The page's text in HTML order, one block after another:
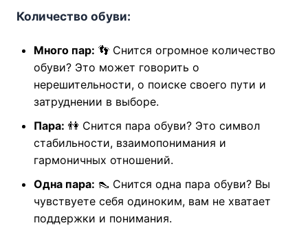
Количество обуви:
Много пар: 👣 Снится огромное количество
обуви? Это может говорить о
нерешительности, о поиске своего пути и
затруднении в выборе.
Пара: 👫 Снится пара обуви? Это символ
стабильности, взаимопонимания и
гармоничных отношений.
Одна пара: 👠 Снится одна пара обуви? Вы
чувствуете себя одиноким, вам не хватает
поддержки и понимания.